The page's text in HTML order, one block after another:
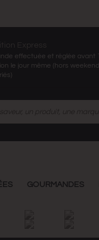
effectuée et réglée avant
le jour même (hors
GOURMANDES